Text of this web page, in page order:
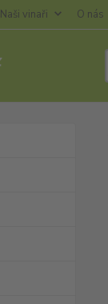
Naši vinaři O nás